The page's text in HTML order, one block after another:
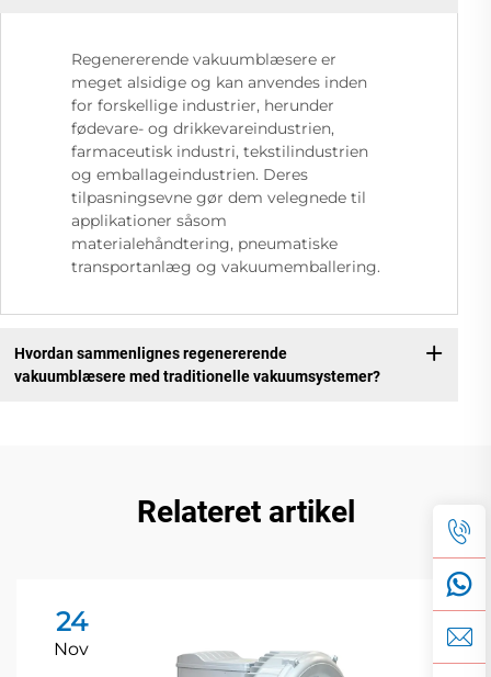
Regenererende vakuumblæsere er
meget alsidige og kan anvendes inden
for forskellige industrier, herunder
fødevare- og drikkevareindustrien,
farmaceutisk industri, tekstilindustrien
og emballageindustrien. Deres
tilpasningsevne gør dem velegnede til
applikationer såsom
materialehåndtering, pneumatiske
transportanlæg og vakuumemballering.
Hvordan sammenlignes regenererende
vakuumblæsere med traditionelle vakuumsystemer?
Relateret artikel
24
Nov